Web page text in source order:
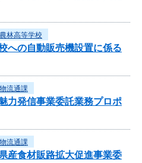
林高等学校
への自動販売機設置に係る
流通課
力発信事業委託業務プロポ
流通課
産食材販路拡大促進事業委